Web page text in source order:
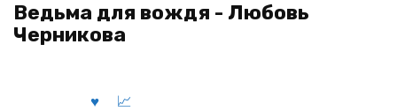
Ведьма для вождя - Любовь
Черникова